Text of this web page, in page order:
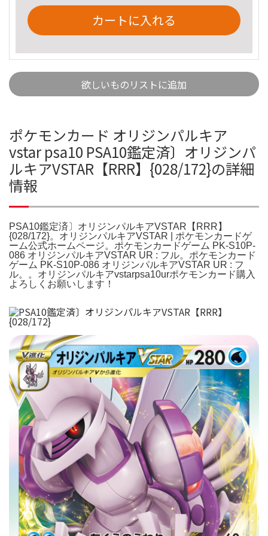
カートに入れる
欲しいものリストに追加
ポケモンカード オリジンパルキア
vstar psa10 PSA10鑑定済〕オリジンパ
ルキアVSTAR【RRR】{028/172}の詳細
情報
PSA10鑑定済〕オリジンパルキアVSTAR【RRR】
{028/172}。オリジンパルキアVSTAR | ポケモンカードゲ
ーム公式ホームページ。ポケモンカードゲーム PK-S10P-
086 オリジンパルキアVSTAR UR : フル。ポケモンカード
ゲーム PK-S10P-086 オリジンパルキアVSTAR UR : フ
ル。。オリジンパルキアvstarpsa10urポケモンカード購入
よろしくお願いします！